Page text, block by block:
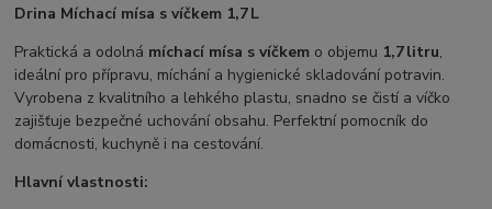
Drina Míchací mísa s víčkem 1,7 L
Praktická a odolná míchací mísa s víčkem o objemu 1,7 litru,
ideální pro přípravu, míchání a hygienické skladování potravin.
Vyrobena z kvalitního a lehkého plastu, snadno se čistí a víčko
zajišťuje bezpečné uchování obsahu. Perfektní pomocník do
domácnosti, kuchyně i na cestování.
Hlavní vlastnosti: